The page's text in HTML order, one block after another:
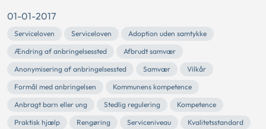
01-01-2017
Serviceloven Serviceloven
Adoption uden samtykke
Ændring af anbringelsessted
Afbrudt samvær
Anonymisering af anbringelsessted
Samvær
Vilkår
Formål med anbringelsen
Kommunens kompetence
Anbragt barn eller ung
Stedlig regulering
Kompetence
Praktisk hjælp
Rengøring Serviceniveau
Kvalitetsstandard